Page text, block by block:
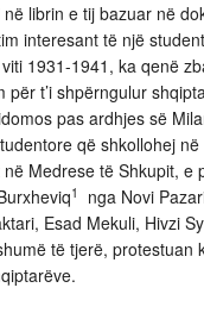
librin e tij bazuar në
interesant të një
1931-1941, ka qenë
për t’i shpërngulur
pas ardhjes së
që shkollohej
Medrese të Shkupit, e
1
nga Novi
Esad Mekuli, Hivzi
të tjerë, protestuan